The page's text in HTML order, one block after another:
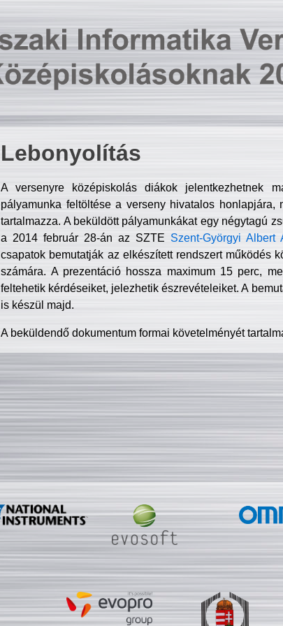
Lebonyolítás
A versenyre középiskolás diákok jelentkezhetnek
pályamunka feltöltése a verseny hivatalos
tartalmazza. A beküldött pályamunkákat egy négytagú
a 2014 február 28-án az SZTE Szent-Györgyi Albert
csapatok bemutatják az elkészített rendszert működés
számára. A prezentáció hossza maximum 15 perc,
feltehetik kérdéseiket, jelezhetik észrevételeiket. A
is készül majd.
A beküldendő dokumentum formai követelményét